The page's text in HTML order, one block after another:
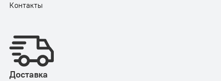
Контакты
Доставка